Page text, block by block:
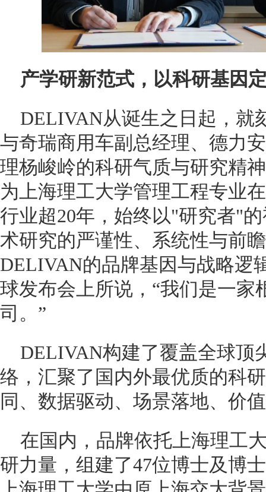
产学研新范式，以科研基因
DELIVAN从诞生之日起，就
与奇瑞商用车副总经理、德力
理杨峻岭的科研气质与研究精
为上海理工大学管理工程专业
行业超20年，始终以"研究者"
术研究的严谨性、系统性与前
DELIVAN的品牌基因与战略逻
球发布会上所说，“我们是一家
司。”
DELIVAN构建了覆盖全球顶
络，汇聚了国内外最优质的科
同、数据驱动、场景落地、价
在国内，品牌依托上海理工
研力量，组建了47位博士及博